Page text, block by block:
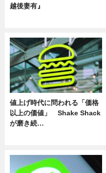
越後妻有』
値上げ時代に問われる「価格
以上の価値」 Shake Shack
が磨き続…